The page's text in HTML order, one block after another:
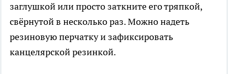
заглушкой или просто заткните его тряпкой,
свёрнутой в несколько раз. Можно надеть
резиновую перчатку и зафиксировать
канцелярской резинкой.